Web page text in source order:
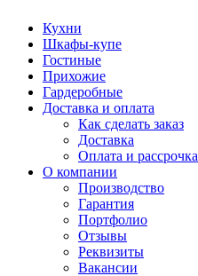
Кухни
Шкафы-купе
Гостиные
Прихожие
Гардеробные
Доставка и оплата
Как сделать заказ
Доставка
Оплата и рассрочка
О компании
Производство
Гарантия
Портфолио
Отзывы
Реквизиты
Вакансии